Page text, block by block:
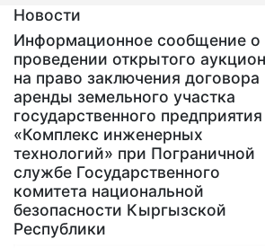
Новости
Информационное сообщение о
проведении открытого
на право заключения договора
аренды земельного участка
государственного предприятия
«Комплекс инженерных
технологий» при Пограничной
службе Государственного
комитета национальной
безопасности Кыргызской
Республики